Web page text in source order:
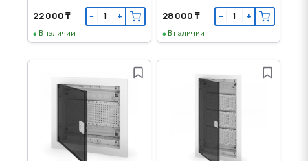
22 000 ₸ − +
В наличии
28 000 ₸ − +
В наличии